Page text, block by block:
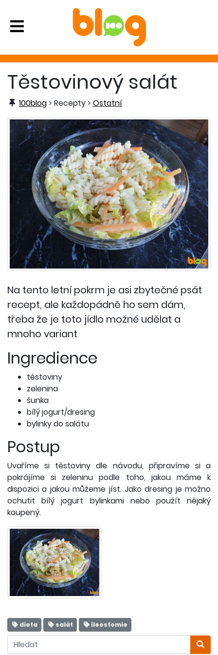
Těstovinový salát
100blog > Recepty > Ostatní
Na tento letní pokrm je asi zbytečné psát
recept, ale každopádně ho sem dám,
třeba že je toto jídlo možné udělat a
mnoho variant
Ingredience
těstoviny
zelenina
šunka
bílý jogurt/dresing
bylinky do salátu
Postup
Uvaříme si těstoviny dle návodu, připravíme si a
pokrájíme si zeleninu podle toho, jakou máme k
dispozici a jakou můžeme jíst. Jako dresing je možno
ochutit bílý jogurt bylinkami nebo použít nějaký
koupený.
dieta salát ileostomie